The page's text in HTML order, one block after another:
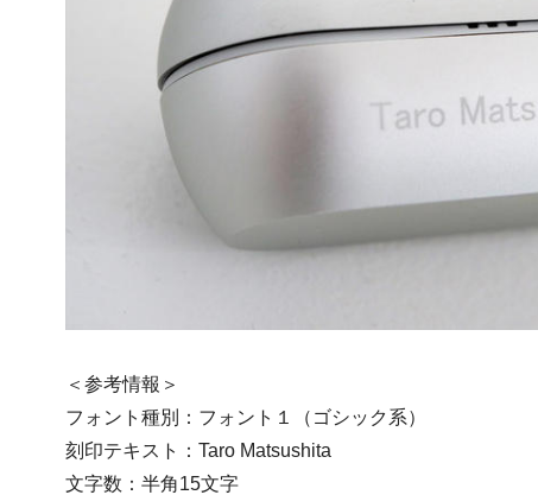
＜参考情報＞
フォント種別：フォント１（ゴシック系）
刻印テキスト：Taro Matsushita
文字数：半角15文字